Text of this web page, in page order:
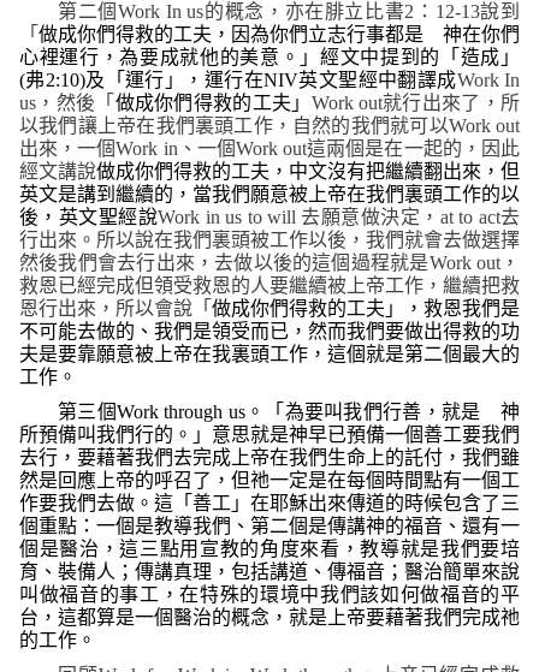
第二個Work In us的概念，亦在腓立比書2 ： 12-13說到
「 做成你們得救的工夫，因為你們立志行事都是 神在你們
心裡運行，為要成就他的美意。」 經文中提到的「造成」
(弗2:10)及「運行」，運行在NIV英文聖經中翻譯成Work In
us ，然後「 做成你們得救的工夫」 Work out就行出來了，所
以我們讓上帝在我們裏頭工作，自然的我們就可以Work out
出來，一個Work in 、一個Work out這兩個是在一起的，因此
經文講說做成你們得救的工夫， 中文沒有把繼續翻出來，但
英文是講到繼續的，當我們願意被上帝在我們裏頭工作的以
後，英文聖經說Work in us to will去願意做決定， at to act去
行出來。所以說在我們裏頭被工作以後，我們就會去做選擇
然後我們會去行出來，去做以後的這個過程就是Work out，
救恩已經完成但領受救恩的人要繼續被上帝工作，繼續把救
恩行出來，所以會說「 做成你們得救的工夫」， 救恩我們是
不可能去做的、我們是領受而已，然而我們要做出得救的功
夫是要靠願意被上帝在我裏頭工作，這個就是第二個最大的
工作。
第三個Work through us。「 為要叫我們行善，就是 神
所預備叫我們行的。」 意思就是神早已預備一個善工要我們
去行， 要藉著我們去完成上帝在我們生命上的託付，我們雖
然是回應上帝的呼召了，但祂一定是在每個時間點有一個工
作要我們去做。這「善工」在耶穌出來傳道的時候包含了三
個重點：一個是教導我們、第二個是傳講神的福音、還有一
個是醫治，這三點用宣教的角度來看，教導就是我們要培
育、裝備人；傳講真理，包括講道、傳福音；醫治簡單來說
叫做福音的事工，在特殊的環境中我們該如何做福音的平
台，這都算是一個醫治的概念，就是上帝要藉著我們完成祂
的工作。